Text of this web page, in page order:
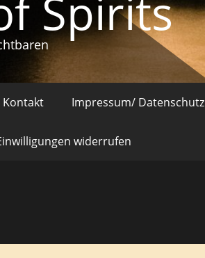
Spirits
Kontakt Impressum/ Datenschutz
widerrufen